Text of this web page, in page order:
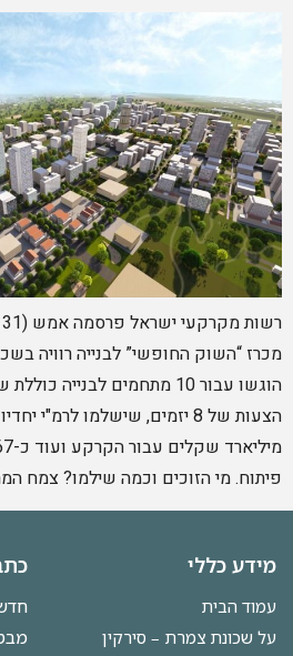
פיתוח. מי הזוכים וכמה שילמו? צמח
מידע כללי
עמוד הבית
על שכונת צמרת – סירקין